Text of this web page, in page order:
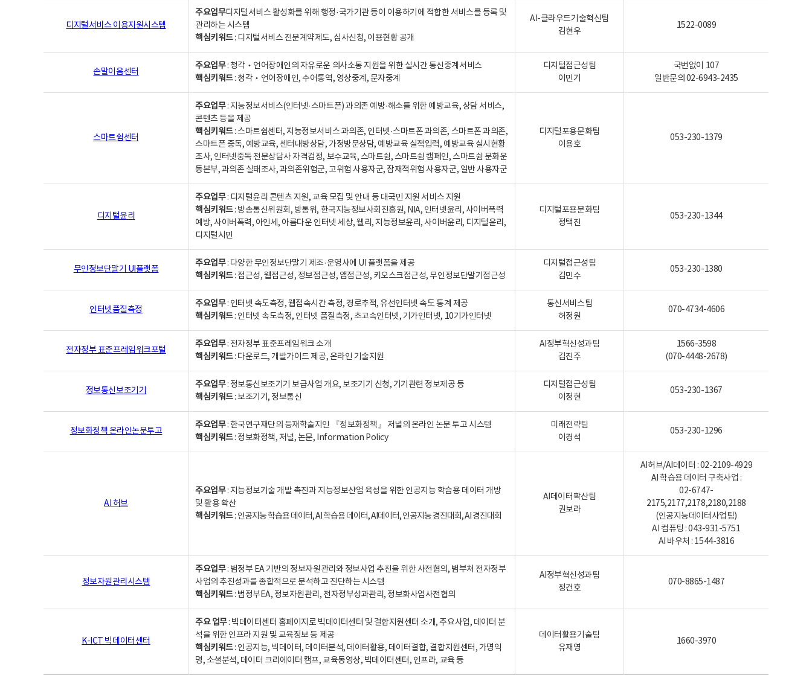
디지털서비스 이용지원시스템
주요업무디지털서비스 활성화를 위해 행정·국가기관 등이 이용하기에 적합한 서비스를 등록 및
관리하는 시스템
핵심키워드: 디지털서비스 전문계약제도, 심사신청, 이용현황 공개
AI-클라우드기술혁신팀
김현우
1522-0089
손말이음센터
주요업무: 청각‧언어장애인의 자유로운 의사소통 지원을 위한 실시간 통신중계서비스
핵심키워드: 청각‧언어장애인, 수어통역, 영상중계, 문자중계
디지털접근성팀
이민기
국번없이 107
일반문의 02-6943-2435
스마트쉼센터
주요업무: 지능정보서비스(인터넷·스마트폰) 과의존 예방·해소를 위한 예방교육, 상담 서비스,
콘텐츠 등을 제공
핵심키워드: 스마트쉼센터, 지능정보서비스 과의존, 인터넷·스마트폰 과의존, 스마트폰 과의존,
스마트폰 중독, 예방교육, 센터내방상담, 가정방문상담, 예방교육 실적입력, 예방교육 실시현황
조사, 인터넷중독 전문상담사 자격검정, 보수교육, 스마트쉼, 스마트쉼 캠페인, 스마트쉼 문화운
동본부, 과의존 실태조사, 과의존위험군, 고위험 사용자군, 잠재적위험 사용자군, 일반 사용자군
디지털포용문화팀
이용호
053-230-1379
디지털윤리
주요업무: 디지털윤리 콘텐츠 지원, 교육 모집 및 안내 등 대국민 지원 서비스 지원
핵심키워드: 방송통신위원회, 방통위, 한국지능정보사회진흥원, NIA, 인터넷윤리, 사이버폭력
예방, 사이버폭력, 아인세, 아름다운 인터넷 세상, 웰리, 지능정보윤리, 사이버윤리, 디지털윤리,
디지털시민
디지털포용문화팀
정택진
053-230-1344
무인정보단말기 UI플랫폼
주요업무: 다양한 무인정보단말기 제조·운영사에 UI 플랫폼을 제공
핵심키워드: 접근성, 웹접근성, 정보접근성, 앱접근성, 키오스크접근성, 무인정보단말기접근성
디지털접근성팀
김민수
053-230-1380
인터넷품질측정
주요업무: 인터넷 속도측정, 웹접속시간 측정, 경로추적, 유선인터넷 속도 통계 제공
핵심키워드: 인터넷 속도측정, 인터넷 품질측정, 초고속인터넷, 기가인터넷, 10기가인터넷
통신서비스팀
허정원
070-4734-4606
전자정부 표준프레임워크포털
주요업무: 전자정부 표준프레임워크 소개
핵심키워드: 다운로드, 개발가이드 제공, 온라인 기술지원
AI정부혁신성과팀
김진주
1566-3598
(070-4448-2678)
정보통신보조기기
주요업무: 정보통신보조기기 보급사업 개요, 보조기기 신청, 기기관련 정보제공 등
핵심키워드: 보조기기, 정보통신
디지털접근성팀
이정현
053-230-1367
정보화정책 온라인논문투고
주요업무: 한국연구재단의 등재학술지인 『정보화정책』 저널의 온라인 논문 투고 시스템
핵심키워드: 정보화정책, 저널, 논문, Information Policy
미래전략팀
이경석
053-230-1296
AI 허브
주요업무: 지능정보기술 개발 촉진과 지능정보산업 육성을 위한 인공지능 학습용 데이터 개방
및 활용 확산
핵심키워드: 인공지능 학습용 데이터, AI 학습용 데이터, AI데이터, 인공지능 경진대회, AI 경진대회
AI데이터확산팀
권보라
AI허브/AI데이터 : 02-2109-4929
AI 학습용 데이터 구축사업 :
02-6747-
2175,2177,2178,2180,2188
(인공지능데이터사업팀)
AI 컴퓨팅 : 043-931-5751
AI 바우처 : 1544-3816
정보자원관리시스템
주요업무: 범정부 EA 기반의 정보자원관리와 정보사업 추진을 위한 사전협의, 범부처 전자정부
사업의 추진성과를 종합적으로 분석하고 진단하는 시스템
핵심키워드: 범정부EA, 정보자원관리, 전자정부성과관리, 정보화사업사전협의
AI정부혁신성과팀
정건호
070-8865-1487
K-ICT 빅데이터센터
주요 업무: 빅데이터센터 홈페이지로 빅데이터센터 및 결합지원센터 소개, 주요사업, 데이터 분
석을 위한 인프라 지원 및 교육정보 등 제공
핵심키워드: 인공지능, 빅데이터, 데이터분석, 데이터활용, 데이터결합, 결합지원센터, 가명익
명, 소셜분석, 데이터 크리에이터 캠프, 교육동영상, 빅데이터센터, 인프라, 교육 등
데이터활용기술팀
유재영
1660-3970